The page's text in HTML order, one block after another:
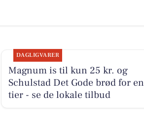
DAGLIGVARER
Magnum is til kun 25 kr. og
Schulstad Det Gode brød for en
tier - se de lokale tilbud